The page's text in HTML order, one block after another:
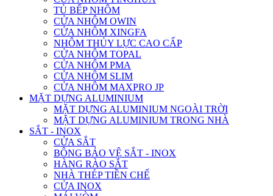
TỦ BẾP NHÔM
CỬA NHÔM OWIN
CỬA NHÔM XINGFA
NHÔM THỦY LỰC CAO CẤP
CỬA NHÔM TOPAL
CỬA NHÔM PMA
CỬA NHÔM SLIM
CỬA NHÔM MAXPRO JP
MẶT DỰNG ALUMINIUM
MẶT DỰNG ALUMINIUM NGOÀI TRỜI
MẶT DỰNG ALUMINIUM TRONG NHÀ
SẮT - INOX
CỬA SẮT
BÔNG BẢO VỆ SẮT - INOX
HÀNG RÀO SẮT
NHÀ THÉP TIỀN CHẾ
CỬA INOX